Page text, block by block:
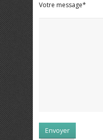
Votre message*